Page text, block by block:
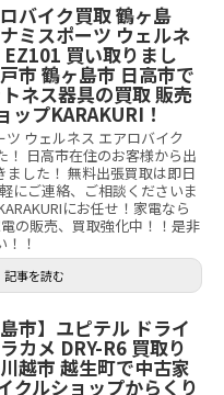
バイク買取 鶴ヶ島
ミスポーツ ウェルネ
買い取りまし
市 鶴ヶ島市 日高市で
ネス器具の買取 販売
ップKARAKURI！
ツ ウェルネス エアロバイク
！ 日高市在住のお客様から出
ました！ 無料出張買取は即日
にご連絡、ご相談くださいま
にお任せ！家電なら
の販売、買取強化中！！是非
！
記事を読む
市】ユピテル ドライ
カメ DRY-R6 買取り
越市 越生町で中古家
クルショップからくり